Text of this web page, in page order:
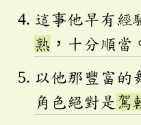
這事他早有經
熟 ，十分順當
以他那豐富的
角色絕對是 駕